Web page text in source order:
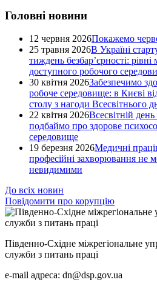
Головні новини
12 червня 2026Покажемо
25 травня 2026В Україні
тиждень безбар’єрності:
доступного робочого
30 квітня 2026Забезпечимо
робоче середовище: в Києві
столу з нагоди Всесвітнього
22 квітня 2026Всесвітній
подбаймо про здорове
середовище
19 березня 2026Медичні
професійні захворювання не
невидимими
До всіх новин
Повідомити про корупцію
Південно-Східне міжрегіональне
служби з питань праці
e-mail адреса: dn@dsp.gov.ua